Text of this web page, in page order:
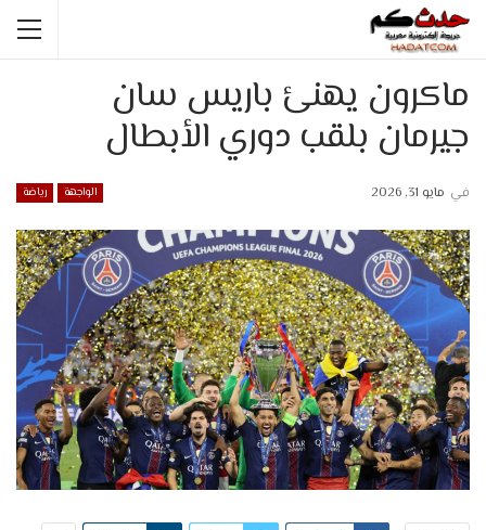
ماكرون يهنئ باريس سان
جيرمان بلقب دوري الأبطال
الواجهة رياضة في مايو 31, 2026